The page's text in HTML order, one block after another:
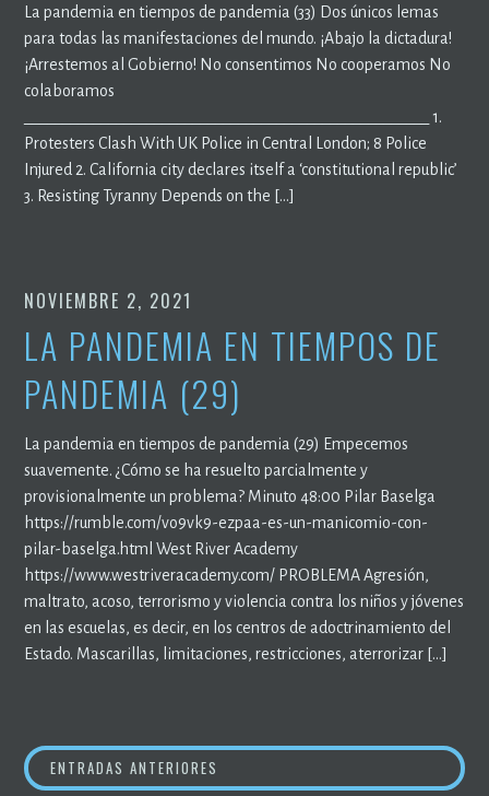
La pandemia en tiempos de pandemia (33) Dos únicos lemas
para todas las manifestaciones del mundo. ¡Abajo la dictadura!
¡Arrestemos al Gobierno! No consentimos No cooperamos No
colaboramos
_____________________________________________________ 1.
Protesters Clash With UK Police in Central London; 8 Police
Injured 2. California city declares itself a ‘constitutional republic’
3. Resisting Tyranny Depends on the […]
NOVIEMBRE 2, 2021
LA PANDEMIA EN TIEMPOS DE
PANDEMIA (29)
La pandemia en tiempos de pandemia (29) Empecemos
suavemente. ¿Cómo se ha resuelto parcialmente y
provisionalmente un problema? Minuto 48:00 Pilar Baselga
https://rumble.com/vo9vk9-ezpaa-es-un-manicomio-con-
pilar-baselga.html West River Academy
https://www.westriveracademy.com/ PROBLEMA Agresión,
maltrato, acoso, terrorismo y violencia contra los niños y jóvenes
en las escuelas, es decir, en los centros de adoctrinamiento del
Estado. Mascarillas, limitaciones, restricciones, aterrorizar […]
ENTRADAS ANTERIORES